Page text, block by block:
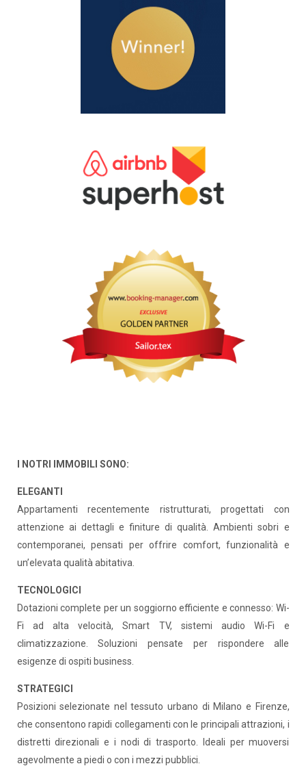
I NOTRI IMMOBILI SONO:
ELEGANTI
Appartamenti recentemente ristrutturati, progettati con
attenzione ai dettagli e finiture di qualità. Ambienti sobri e
contemporanei, pensati per offrire comfort, funzionalità e
un’elevata qualità abitativa.
TECNOLOGICI
Dotazioni complete per un soggiorno efficiente e connesso: Wi-
Fi ad alta velocità, Smart TV, sistemi audio Wi-Fi e
climatizzazione. Soluzioni pensate per rispondere alle
esigenze di ospiti business.
STRATEGICI
Posizioni selezionate nel tessuto urbano di Milano e Firenze,
che consentono rapidi collegamenti con le principali attrazioni, i
distretti direzionali e i nodi di trasporto. Ideali per muoversi
agevolmente a piedi o con i mezzi pubblici.